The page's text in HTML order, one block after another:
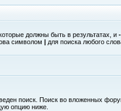
должны быть в результатах, и -
символом | для поиска любого
поиск. Поиск во вложенных
опцию ниже.